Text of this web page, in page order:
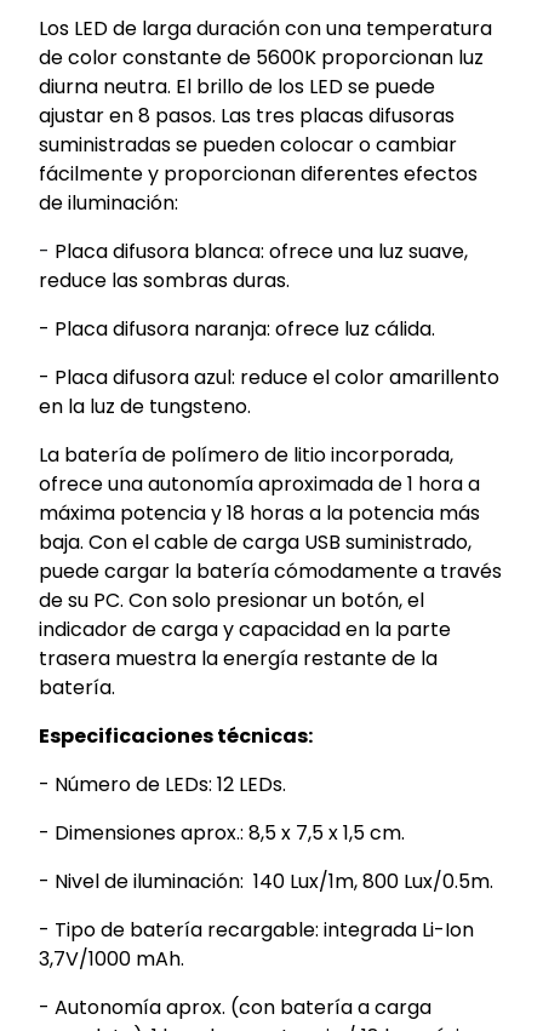
Los LED de larga duración con una temperatura
de color constante de 5600K proporcionan luz
diurna neutra. El brillo de los LED se puede
ajustar en 8 pasos. Las tres placas difusoras
suministradas se pueden colocar o cambiar
fácilmente y proporcionan diferentes efectos
de iluminación:
- Placadifusora blanca: ofrece una luz suave,
reduce las sombras duras.
- Placa difusora naranja: ofrece luz cálida.
- Placa difusora azul: reduce el color amarillento
en la luz de tungsteno.
La batería de polímero de litio incorporada,
ofrece una autonomía aproximada de 1 hora a
máxima potencia y 18 horas a la potencia más
baja. Con el cable de carga USB suministrado,
puede cargar la batería cómodamente a través
de su PC. Con solo presionar un botón, el
indicador de carga y capacidad en la parte
trasera muestra la energía restante de la
batería.
Especificaciones técnicas:
- Número de LEDs: 12 LEDs.
- Dimensiones aprox.: 8,5 x 7,5 x 1,5 cm.
- Nivel de iluminación: 140 Lux/1m, 800 Lux/0.5m.
- Tipo de batería recargable: integrada Li-Ion
3,7V/1000 mAh.
- Autonomía aprox. (con batería a carga